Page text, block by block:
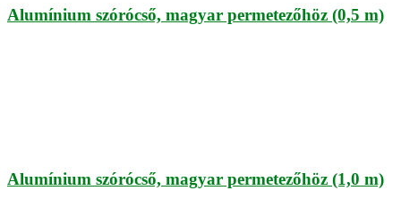
Alumínium szórócső, magyar permetezőhöz (0,5 m)
Alumínium szórócső, magyar permetezőhöz (1,0 m)